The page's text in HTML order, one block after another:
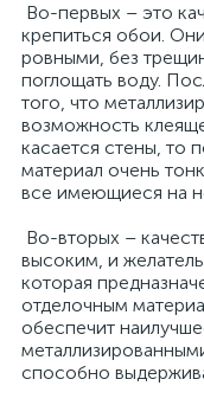
Во-первых – это
крепиться обои.
ровными, без
поглощать воду.
того, что
возможность
касается стены, то
материал очень
все имеющиеся на
Во-вторых –
высоким, и
которая
отделочным
обеспечит
способно